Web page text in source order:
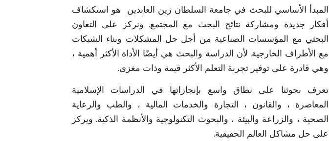
المبدأ الأساسي للبحث في جامعة السلطان زين العابدين هو استكشاف
أفكار جديدة ومشاركة نتائج البحث مع المجتمع. ونركز على التعاون
البحثي مع المؤسسات الصناعية من أجل حل المشكلات وبناء الشبكات
مع الأطراف الخارجية. لأن الدراسة والبحث هي أيضًا الأداة الأكثر أهمية ،
وهي قادرة على توفير تجربة التعلم الأكثر قيمة وذات مغزى.
تعرف بحوثنا على نطاق واسع بإنجازاتها في الدراسات الإسلامية
المعاصرة ، والقانون ، التجارة والخدمات المالية ، والطب والرعاية
الصحية ، والزراعة والبيئة ، والبحوث التكنولوجية والأنظمة الذكية. ويركز
على حل مشاكل العالم الحقيقية.